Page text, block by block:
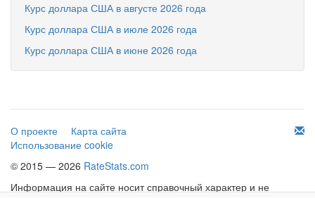
Курс доллара США в августе 2026 года
Курс доллара США в июле 2026 года
Курс доллара США в июне 2026 года
О проекте
Карта сайта
Использование cookie
© 2015 — 2026 RateStats.com
Информация на сайте носит справочный характер и не